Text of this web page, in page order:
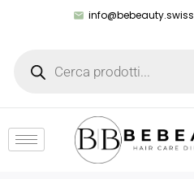
info@bebeauty.swiss